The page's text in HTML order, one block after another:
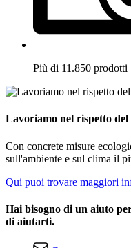
Più di 11.850 prodotti
Lavoriamo nel rispetto del
Con concrete misure
sull'ambiente e sul clima il
Qui puoi trovare maggiori
Hai bisogno di un aiuto
di aiutarti.